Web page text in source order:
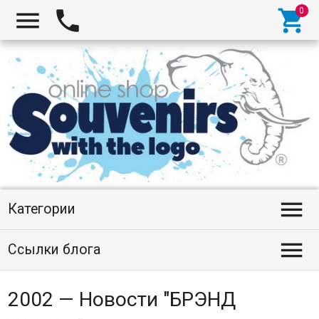
  
Категории 
Ссылки блога 
2002 — Новости "БРЭНД